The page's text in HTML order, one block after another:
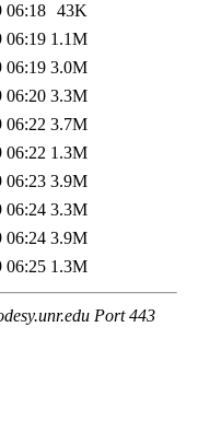
06:18 43K
06:19 1.1M
06:19 3.0M
06:20 3.3M
06:22 3.7M
06:22 1.3M
06:23 3.9M
06:24 3.3M
06:24 3.9M
06:25 1.3M
Port 443